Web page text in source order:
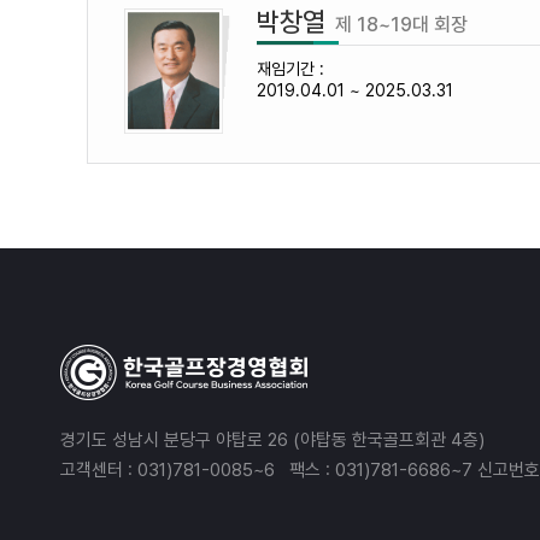
박창열 제 18~19대 회장
재임기간 :
2019.04.01 ~ 2025.03.31
경기도 성남시 분당구 야탑로 26 (야탑동 한국골프회관 4층)
고객센터 : 031)781-0085~6 팩스 : 031)781-6686~7 신고번